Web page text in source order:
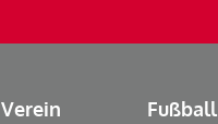
Verein Fußball